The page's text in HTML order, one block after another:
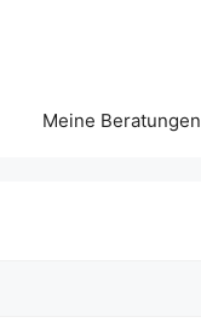
Meine Beratungen